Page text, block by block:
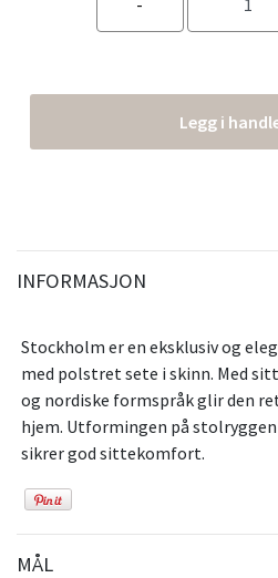
Legg i
INFORMASJON
Stockholm er en eksklusiv og
med polstret sete i skinn. Med
og nordiske formspråk glir den
hjem. Utformingen på
sikrer god sittekomfort.
MÅL